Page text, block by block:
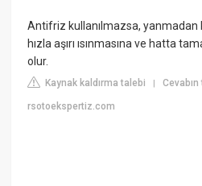
Antifriz kullanılmazsa, yanmadan
hızla aşırı ısınmasına ve hatta
olur.
Kaynak kaldırma talebi |
rsotoekspertiz.com